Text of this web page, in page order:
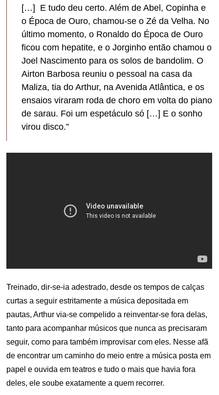
[…] E tudo deu certo. Além de Abel, Copinha e
o Época de Ouro, chamou-se o Zé da Velha. No
último momento, o Ronaldo do Época de Ouro
ficou com hepatite, e o Jorginho então chamou o
Joel Nascimento para os solos de bandolim. O
Airton Barbosa reuniu o pessoal na casa da
Maliza, tia do Arthur, na Avenida Atlântica, e os
ensaios viraram roda de choro em volta do piano
de sarau. Foi um espetáculo só […] E o sonho
virou disco.”
Treinado, dir-se-ia adestrado, desde os tempos de calças
curtas a seguir estritamente a música depositada em
pautas, Arthur via-se compelido a reinventar-se fora delas,
tanto para acompanhar músicos que nunca as precisaram
seguir, como para também improvisar com eles. Nesse afã
de encontrar um caminho do meio entre a música posta em
papel e ouvida em teatros e tudo o mais que havia fora
deles, ele soube exatamente a quem recorrer.